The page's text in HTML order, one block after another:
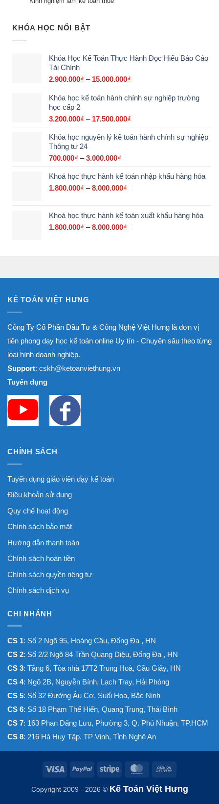
KHÓA HỌC NỔI BẬT
Khóa Học Kế Toán Thực Hành Đọc Hiểu Báo Cáo
Tài Chính
2.900.000₫ – 15.000.000₫
từ
Khóa học kế toán hành chính sự nghiệp trường
học cấp 2
3.200.000₫ – 17.500.000₫
từ
Khóa học nguyên lý kế toán hành chính sự nghiệp
Thông tư 24
700.000₫ – 3.000.000₫
từ
700.000₫
Khoá học thực hành kế toán nhập khẩu hàng hóa
1.800.000₫ – 8.000.000₫
1.800.000₫
Khoá học thực hành kế toán xuất khẩu hàng hóa
1.800.000₫ – 8.000.000₫
KẾ TOÁN VIỆT HƯNG
Công Ty Cổ Phần Đầu Tư & Công Nghệ Việt Hưng là đơn vị
tiên phong dạy học kế toán online Uy tín - Chuyên sâu theo từng
loại hình doanh nghiệp.
Support: cskh@ketoanviethung.vn
Tuyển dụng
CHÍNH SÁCH
Tuyển dụng giáo viên dạy kế toán
Điều khoản sử dụng
Quy chế hoạt động
Chính sách bảo mật
Hướng dẫn thanh toán
Chính sách hoàn tiền
Chính sách quyền riêng tư
Chính sách dịch vụ
CHI NHÁNH
CS 1: Số 2 Ngõ 95, Hoàng Cầu, Đống Đa , HN
CS 2: Số 2/2 Ngõ 84 Trần Quang Diệu, Đống Đa , HN
CS 3: Tầng 6, Tòa nhà 17T2 Trung Hoà, Cầu Giấy, HN
CS 4: Ngõ 2B, Nguyễn Bính, Lạch Tray, Hải Phòng
CS 5: Số 32 Đường Âu Cơ, Suối Hoa, Bắc Ninh
CS 6: Số 18 Phạm Thế Hiển, Quang Trung, Thái Bình
CS 7: 163 Phan Đăng Lưu, Phường 3, Q. Phú Nhuận, TP.HCM
CS 8: 216 Hà Huy Tập, TP Vinh, Tỉnh Nghệ An
Visa PayPal Stripe MasterCard
Delivery
Copyright 2009 - 2026 © Kế Toán Việt Hưng